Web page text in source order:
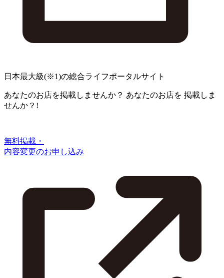
日本最大級(※1)の総合ライフポータルサイト
あなたのお店を掲載しませんか？ あなたのお店を 掲載しま
せんか？!
無料掲載・
内容変更のお申し込み